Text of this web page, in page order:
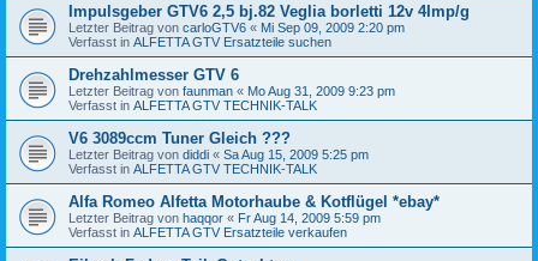
Impulsgeber GTV6 2,5 bj.82 Veglia borletti 12v 4Imp/g
Letzter Beitrag von carloGTV6 « Mi Sep 09, 2009 2:20 pm
Verfasst in ALFETTA GTV Ersatzteile suchen
Drehzahlmesser GTV 6
Letzter Beitrag von faunman « Mo Aug 31, 2009 9:23 pm
Verfasst in ALFETTA GTV TECHNIK-TALK
V6 3089ccm Tuner Gleich ???
Letzter Beitrag von diddi « Sa Aug 15, 2009 5:25 pm
Verfasst in ALFETTA GTV TECHNIK-TALK
Alfa Romeo Alfetta Motorhaube & Kotflügel *ebay*
Letzter Beitrag von haqqor « Fr Aug 14, 2009 5:59 pm
Verfasst in ALFETTA GTV Ersatzteile verkaufen